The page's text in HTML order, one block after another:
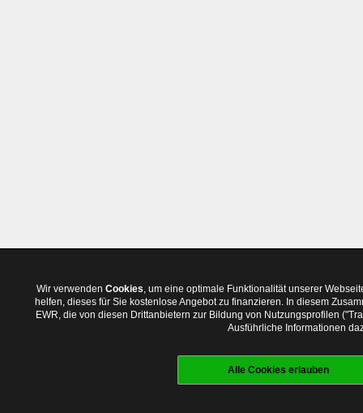
Wir verwenden Cookies, um eine optimale Funktionalität unserer
helfen, dieses für Sie kostenlose Angebot zu finanzieren. In diesem
EWR, die von diesen Drittanbietern zur Bildung von Nutzungsprofilen
Ausführliche Informationen
Alle Cookies erlauben